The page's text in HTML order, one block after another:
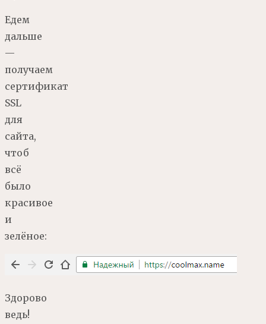
Едем
дальше
—
получаем
сертификат
SSL
для
сайта,
чтоб
всё
было
красивое
и
зелёное:
Здорово
ведь!